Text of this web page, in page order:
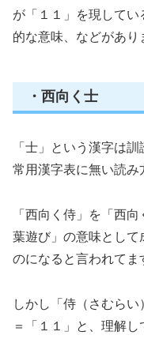
が「１１」を現して
的な意味、などがあり
・西向く士
「士」という漢字は
常用漢字表に無い読み
「西向く侍」を「西
葉遊び」の意味として
のになると言われてま
しかし「侍（さむらい
＝「１１」と、理解